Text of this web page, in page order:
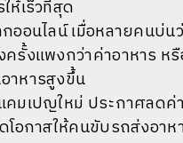
ห้เร็วที่สุด
ออนไลน์ เมื่อหลายคนบ่
รั้งแพงกว่าค่าอาหาร ห
าหารสูงขึ้น
มเปญใหม่ ประกาศลดค่
โอกาสให้คนขับรถส่งอาห